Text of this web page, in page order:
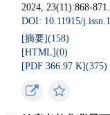
2024, 23(11):868-871.
DOI: 10.11915/
[摘要](158)
[HTML](0)
[PDF 366.97 K](375)